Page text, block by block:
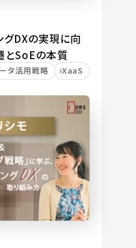
グDXの実現に向
とSoEの本質
タ活用戦略
XaaS